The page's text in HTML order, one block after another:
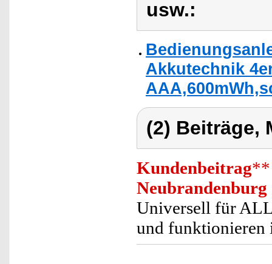
usw.:
Akkutechnik
(2) Beiträge,
Kundenbeitrag**
Neubrandenburg
Universell für
und funktionieren